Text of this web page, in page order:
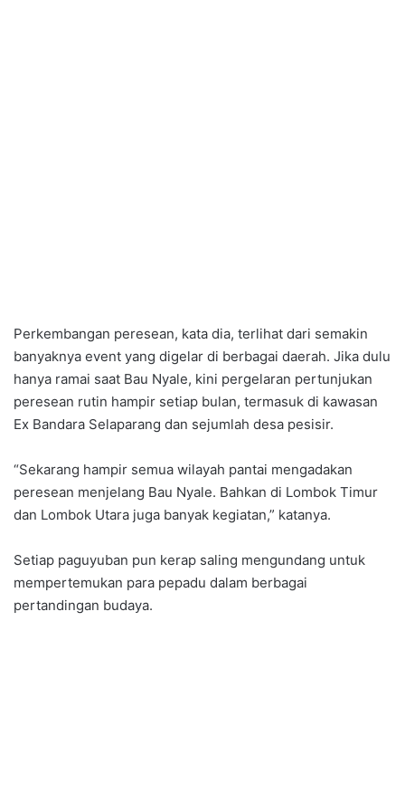
Perkembangan peresean, kata dia, terlihat dari semakin
banyaknya event yang digelar di berbagai daerah. Jika dulu
hanya ramai saat Bau Nyale, kini pergelaran pertunjukan
peresean rutin hampir setiap bulan, termasuk di kawasan
Ex Bandara Selaparang dan sejumlah desa pesisir.
“Sekarang hampir semua wilayah pantai mengadakan
peresean menjelang Bau Nyale. Bahkan di Lombok Timur
dan Lombok Utara juga banyak kegiatan,” katanya.
Setiap paguyuban pun kerap saling mengundang untuk
mempertemukan para pepadu dalam berbagai
pertandingan budaya.